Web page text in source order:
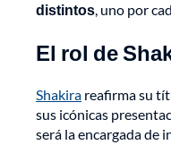
distintos, uno por
El rol de
Shakira reafirma su
sus icónicas
será la encargada de